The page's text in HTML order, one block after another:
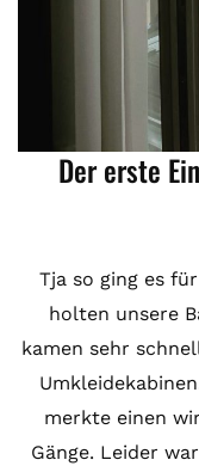
Der erste
Tja so ging es
holten unsere
kamen sehr
merkte einen
Gänge. Leider